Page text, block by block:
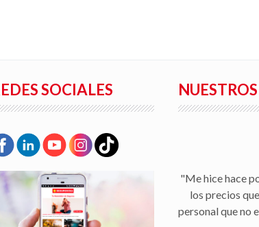
SOCIALES
"Me hice hace
los precios
personal que no